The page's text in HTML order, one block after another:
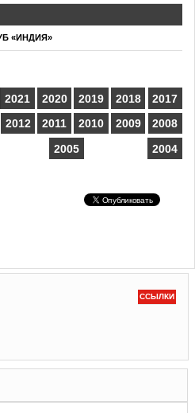
«ИНДИЯ»
2021 2020 2019 2018
2017
2012 2011 2010 2009
2008
2005 2004
ССЫЛКИ